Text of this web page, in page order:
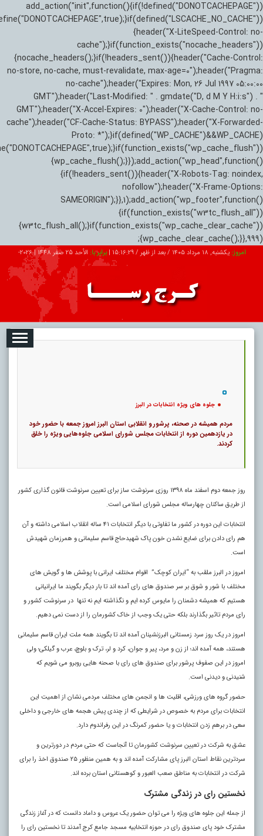
add_action("init",function(){if(!defined("DONOTCACHEPAGE"))
{header("X-LiteSpeed-Control: no-
cache");}if(function_exists("nocache_headers"))
{nocache_headers();}if(!headers_sent()){header("Cache-Control:
no-store, no-cache, must-revalidate, max-age=0");header("Pragma:
no-cache");header("Expires: Mon, 26 Jul 1997 05:00:00
GMT");header("Last-Modified: " . gmdate("D, d M Y H:i:s") . "
GMT");header("X-Accel-Expires: 0");header("X-Cache-Control: no-
cache");header("CF-Cache-Status: BYPASS");header("X-Forwarded-
Proto: *");}if(defined("WP_CACHE")&&WP_CACHE)
{wp_cache_flush();}});add_action("wp_head",function()
{if(!headers_sent()){header("X-Robots-Tag: noindex,
nofollow");header("X-Frame-Options:
SAMEORIGIN");}},1);add_action("wp_footer",function()
{if(function_exists("w3tc_flush_all"))
{w3tc_flush_all();}if(function_exists("wp_cache_clear_cache"))
{wp_cache_clear_cache();}},999);
امروز: یکشنبه, ۱۸ مرداد ۱۴۰۵ / بعد از ظهر / 15:16:31
|برابر با: الأحد 25 صفر 1448 |
2026-
تبلیغات درباره ما ارتباط با ما
جلوه های ویژه انتخابات در البرز
مردم همیشه در صحنه، پرشور و انقلابی استان البرز امروز جمعه با حضور خود
در یازدهمین دوره از انتخابات مجلس شورای اسلامی جلوه‌هایی ویژه را خلق
کردند.
روز جمعه دوم اسفند ماه ۱۳۹۸ روزی سرنوشت ساز برای تعیین سرنوشت قانون گذاری کشور
از طریق ساکنان چهارساله مجلس شورای اسلامی است.
انتخابات این دوره در کشور ما تفاوتی با دیگر انتخابات ۴۱ ساله انقلاب اسلامی داشته و آن
هم رای دادن برای ضایع نشدن خون پاک شهیدحاج قاسم سلیمانی و همرزمان شهیدش
است.
امروز در البرز ملقب به “ایران کوچک” اقوام مختلف ایرانی با پوشش ها و گویش های
مختلف با شور و شوق بر سر صندوق های رای آمده اند تا بار دیگر بگویند ما ایرانیانی
هستیم که همیشه دشمنان را مایوس کرده ایم و نگذاشته ایم نه تنها در سرنوشت کشور و
رای مردم تاثیر بگذارند بلکه حتی یک وجب از خاک کشورمان را از دست نمی دهیم.
امروز در یک روز سرد زمستانی البرزنشینان آمده اند تا بگویند همه ملت ایران قاسم سلیمانی
هستند، همه آمده اند؛ از زن و مرد، پیر و جوان، کرد و لر، ترک و بلوچ، عرب و گیلکی؛ ولی
امروز در این صفوف پرشور برای صندوق های رای با صحنه هایی روبرو می شویم که
شنیدنی و دیدنی است.
حضور گروه های ورزشی،‌ اقلیت ها و انجمن های مختلف مردمی نشان از اهمیت این
انتخابات برای مردم به خصوص در شرایطی که از چندی پیش هجمه های خارجی و داخلی
سعی در برهم زدن انتخابات و یا حضور کمرنگ در این رفراندوم دارد.
عشق به شرکت در تعیین سرنوشت کشورمان تا آنجاست که حتی مردم در دورترین و
سردترین نقاط استان البرز پای مشارکت آمده اند و به همین منظور ۲۵ صندوق اخذ را برای
شرکت در انتخابات به مناطق صعب العبور و کوهستانی استان برده اند.
نخستین رای در زندگی مشترک
از جمله این جلوه های ویژه را می توان حضور یک عروس و داماد دانست که در آغاز زندگی
مشترک خود پای صندوق رای در حوزه انتخابیه مسجد جامع کرج آمدند تا نخستین رای را